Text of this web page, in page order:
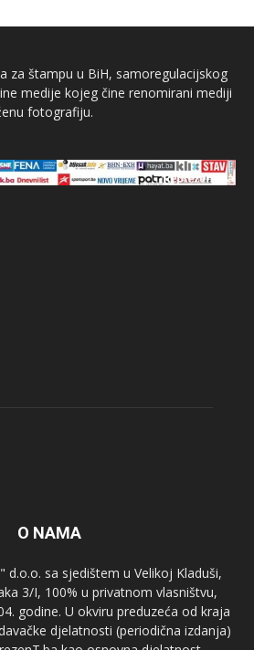
za štampu u BiH, samoregulacijskog
medije kojeg čine renomirani mediji
fotografiju.
O NAMA
d.o.o. sa sjedištem u Velikoj Kladuši,
3/I, 100% u privatnom vlasništvu,
godine. U okviru preduzeća od kraja
djelatnosti (periodična izdanja)